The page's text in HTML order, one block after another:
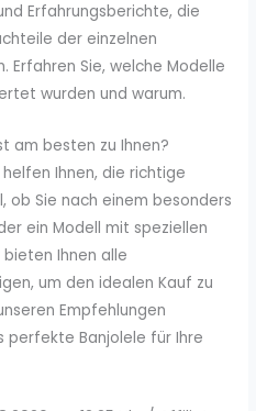
Erfahrungsberichte, die
der einzelnen
Erfahren Sie, welche Modelle
wurden und warum.
am besten zu Ihnen?
Ihnen, die richtige
ob Sie nach einem besonders
ein Modell mit speziellen
Ihnen alle
um den idealen Kauf zu
Empfehlungen
perfekte Banjolele für Ihre